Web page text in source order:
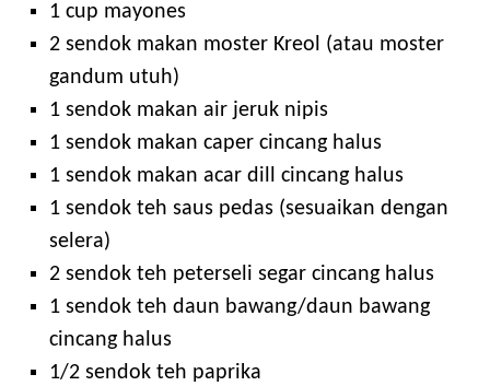
1 cup mayones
2 sendok makan moster Kreol (atau moster
gandum utuh)
1 sendok makan air jeruk nipis
1 sendok makan caper cincang halus
1 sendok makan acar dill cincang halus
1 sendok teh saus pedas (sesuaikan dengan
selera)
2 sendok teh peterseli segar cincang halus
1 sendok teh daun bawang/daun bawang
cincang halus
1/2 sendok teh paprika